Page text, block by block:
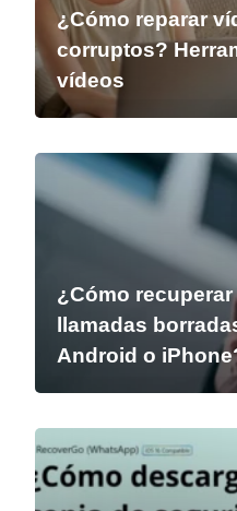
¿Cómo reparar
corruptos?
vídeos
¿Cómo
llamadas
Android o